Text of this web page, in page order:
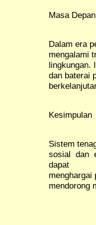
Masa
Dalam era
mengalami
lingkungan.
dan baterai
Kesimpulan
Sistem
sosial dan
dapat
menghargai
mendorong